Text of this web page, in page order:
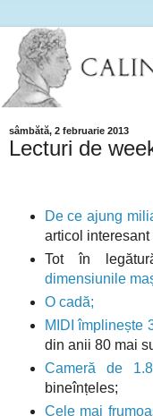
sâmbătă, 2 februarie 2013
Lecturi de
De ce ajung
articol
Tot în
dimensiunile
O cadă;
MIDI împlinește
din anii 80 mai
Cameră de
bineînțeles;
Cele mai